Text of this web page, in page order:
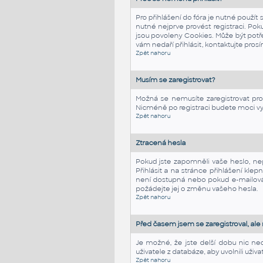
Pro přihlášení do fóra je nutné použít
nutné nejprve provést registraci.
jsou povoleny Cookies. Může být
vám nedaří přihlásit, kontaktujte
Zpět nahoru
Musím se zaregistrovat?
Možná se nemusíte zaregistrovat
Nicméně po registraci budete moci
Zpět nahoru
Ztracená hesla
Pokud jste zapomněli vaše heslo,
Přihlásit a na stránce přihlášení
není dostupná nebo pokud e-
požádejte jej o změnu vašeho hesla.
Zpět nahoru
Před časem jsem se zaregistroval,
Je možné, že jste delší dobu nic
uživatele z databáze, aby uvolnili
Zpět nahoru